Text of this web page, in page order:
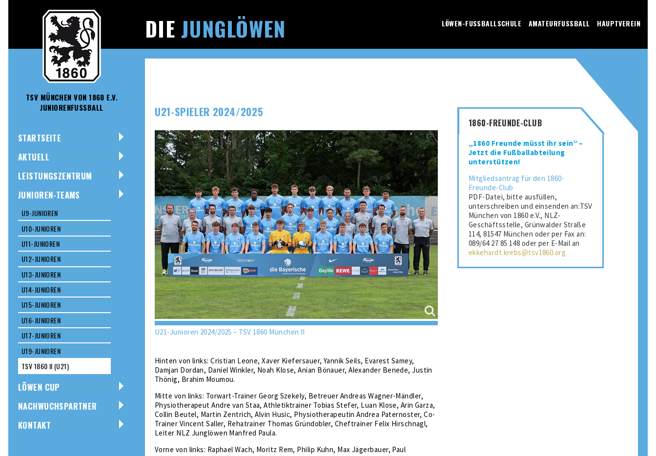
TSV MÜNCHEN VON 1860 E.V.
JUNIORENFUSSBALL
DIE JUNGLÖWEN LÖWEN-FUSSBALLSCHULE AMATEURFUSSBALL HAUPTVEREIN
STARTSEITE
AKTUELL
LEISTUNGSZENTRUM
JUNIOREN-TEAMS
U9-JUNIOREN
U10-JUNIOREN
U11-JUNIOREN
U12-JUNIOREN
U13-JUNIOREN
U14-JUNIOREN
U15-JUNIOREN
U16-JUNIOREN
U17-JUNIOREN
U19-JUNIOREN
TSV 1860 II (U21)
LÖWEN CUP
NACHWUCHSPARTNER
KONTAKT
U21-SPIELER 2024/2025
U21-Junioren 2024/2025 – TSV 1860 München II
Hinten von links: Cristian Leone, Xaver Kiefersauer, Yannik Seils, Evarest Samey,
Damjan Dordan, Daniel Winkler, Noah Klose, Anian Bönauer, Alexander Benede, Justin
Thönig, Brahim Moumou.
Mitte von links: Torwart-Trainer Georg Szekely, Betreuer Andreas Wagner-Mändler,
Physiotherapeut Andre van Staa, Athletiktrainer Tobias Stefer, Luan Klose, Arin Garza,
Collin Beutel, Martin Zentrich, Alvin Husic, Physiotherapeutin Andrea Paternoster, Co-
Trainer Vincent Saller, Rehatrainer Thomas Gründobler, Cheftrainer Felix Hirschnagl,
Leiter NLZ Junglöwen Manfred Paula.
Vorne von links: Raphael Wach, Moritz Rem, Philip Kuhn, Max Jägerbauer, Paul
1860-FREUNDE-CLUB
„1860 Freunde müsst ihr sein“ –
Jetzt die Fußballabteilung
unterstützen!
Mitgliedsantrag für den 1860-
Freunde-Club
PDF-Datei, bitte ausfüllen,
unterschreiben und einsenden an:TSV
München von 1860 e.V., NLZ-
Geschäftsstelle, Grünwalder Straße
114, 81547 München oder per Fax an:
089/64 27 85 148 oder per E-Mail an
ekkehardt.krebs@tsv1860.org